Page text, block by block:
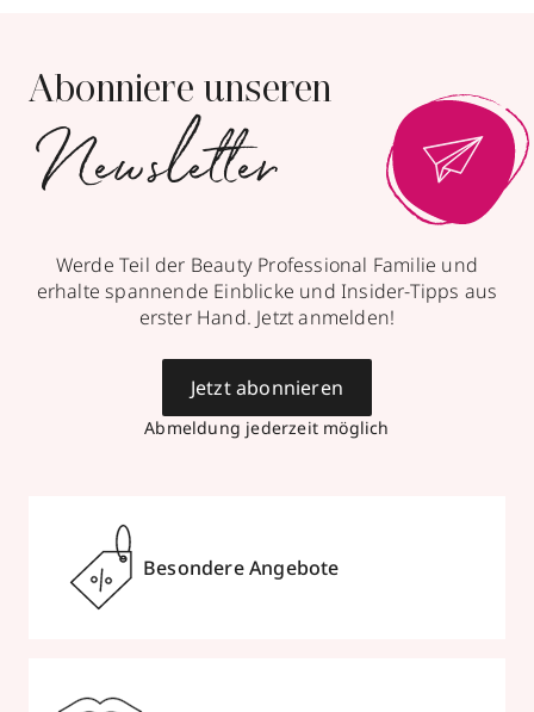
Abonniere unseren
Newsletter
Werde Teil der Beauty Professional Familie und
erhalte spannende Einblicke und Insider-Tipps aus
erster Hand. Jetzt anmelden!
Abmeldung jederzeit möglich
Jetzt abonnieren
Besondere Angebote